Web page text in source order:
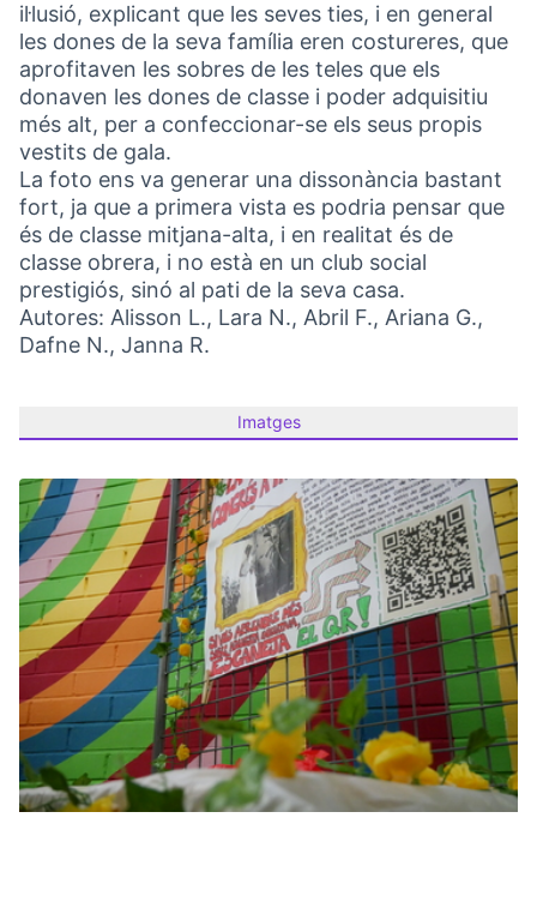
il·lusió, explicant que les seves ties, i en general
les dones de la seva família eren costureres, que
aprofitaven les sobres de les teles que els
donaven les dones de classe i poder adquisitiu
més alt, per a confeccionar-se els seus propis
vestits de gala.
La foto ens va generar una dissonància bastant
fort, ja que a primera vista es podria pensar que
és de classe mitjana-alta, i en realitat és de
classe obrera, i no està en un club social
prestigiós, sinó al pati de la seva casa.
Autores: Alisson L., Lara N., Abril F., Ariana G.,
Dafne N., Janna R.
Imatges